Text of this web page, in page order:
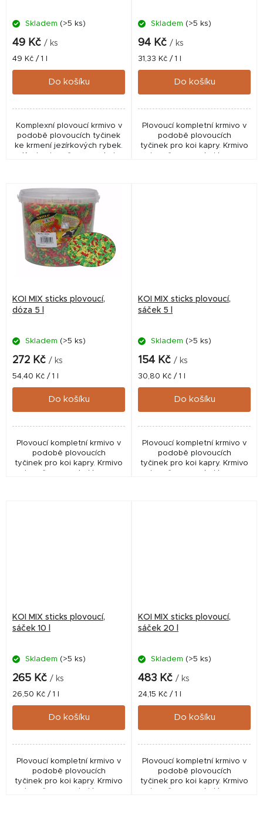
Skladem (>5 ks)
49 Kč / ks
Měrná
cena:
49 Kč / 1 l
Do košíku
Komplexní plovoucí krmivo v
podobě plovoucích tyčinek
ke krmení jezírkových rybek.
Krmivo je určeno pro koi
Skladem (>5 ks)
94 Kč / ks
Měrná
cena:
31,33 Kč / 1 l
Do košíku
Plovoucí kompletní krmivo v
podobě plovoucích
tyčinek pro koi kapry. Krmivo
je určeno pro koi kapry
KOI MIX sticks plovoucí,
dóza 5 l
Skladem (>5 ks)
272 Kč / ks
Měrná
cena:
54,40 Kč / 1 l
Do košíku
Plovoucí kompletní krmivo v
podobě plovoucích
tyčinek pro koi kapry. Krmivo
KOI MIX sticks plovoucí,
sáček 5 l
Skladem (>5 ks)
154 Kč / ks
Měrná
cena:
30,80 Kč / 1 l
Do košíku
Plovoucí kompletní krmivo v
podobě plovoucích
tyčinek pro koi kapry. Krmivo
KOI MIX sticks plovoucí,
sáček 10 l
Skladem (>5 ks)
265 Kč / ks
Měrná
cena:
26,50 Kč / 1 l
Do košíku
Plovoucí kompletní krmivo v
podobě plovoucích
tyčinek pro koi kapry. Krmivo
je určeno pro koi kapry
KOI MIX sticks plovoucí,
sáček 20 l
Skladem (>5 ks)
483 Kč / ks
Měrná
cena:
24,15 Kč / 1 l
Do košíku
Plovoucí kompletní krmivo v
podobě plovoucích
tyčinek pro koi kapry. Krmivo
je určeno pro koi kapry